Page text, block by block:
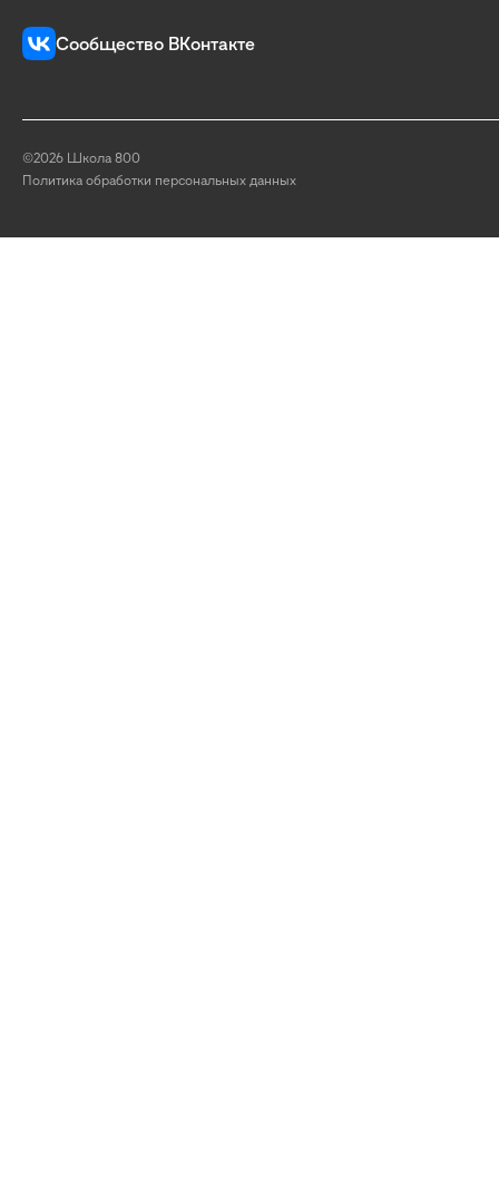
Сообщество ВКонтакте
©2026 Школа 800
Политика обработки персональных данных